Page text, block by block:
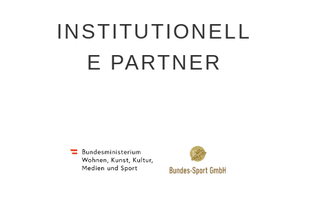
INSTITUTIONELL
E PARTNER